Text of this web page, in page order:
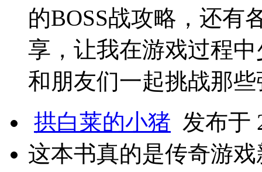
的BOSS战攻略，还有
享，让我在游戏过程
和朋友们一起挑战那
拱白莱的小猪 发布于
这本书真的是传奇游